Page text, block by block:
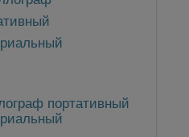
портативный